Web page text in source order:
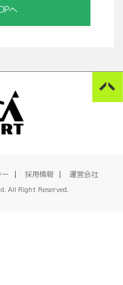
へ
採用情報 運営会社
All Right Reserved.